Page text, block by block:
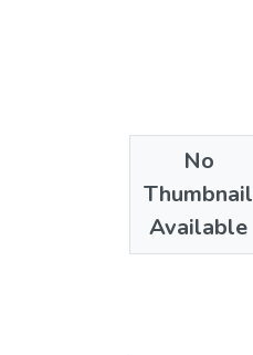
No
Thumbnail
Available